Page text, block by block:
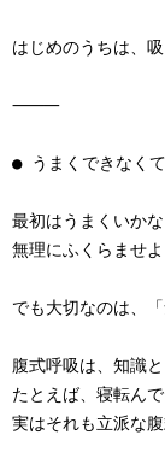
はじめのうちは、
⸻
● うまくできなく
最初はうまくいか
無理にふくらませ
でも大切なのは、
腹式呼吸は、知識
たとえば、寝転ん
実はそれも立派な腹